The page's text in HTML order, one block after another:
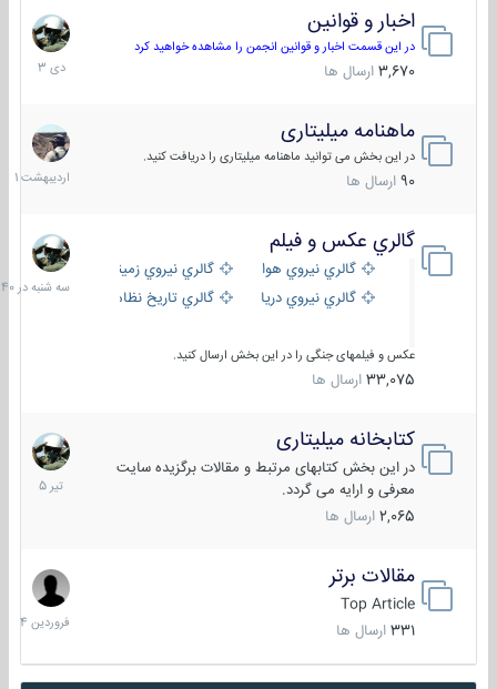
اخبار و قوانین
در این قسمت اخبار و قوانین انجمن را مشاهده خواهید کرد
3,670 ارسال ها
22
دی
1403
ماهنامه میلیتاری
در این بخش می توانید ماهنامه میلیتاری را دریافت کنید.
90 ارسال ها
30
1401
گالري عكس و فيلم
گالري نيروي هوايي
گالري نيروي زميني
گالري نيروي دريايي
گالري تاریخ نظامی
عکس و فیلمهای جنگی را در این بخش ارسال کنید.
33,075 ارسال ها
سه
شنبه
در
کتابخانه میلیتاری
در این بخش کتابهای مرتبط و مقالات برگزیده سایت
معرفی و ارایه می گردد.
2,065 ارسال ها
16
تیر
1405
مقالات برتر
Top Article
331 ارسال ها
29
فروردین
1404